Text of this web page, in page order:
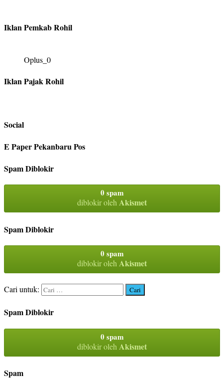
Iklan Pemkab Rohil
Oplus_0
Iklan Pajak Rohil
Social
E Paper Pekanbaru Pos
Spam Diblokir
0 spam
diblokir olehAkismet
Spam Diblokir
0 spam
diblokir oleh Akismet
Cari untuk:
Spam Diblokir
0 spam
diblokir oleh Akismet
Spam